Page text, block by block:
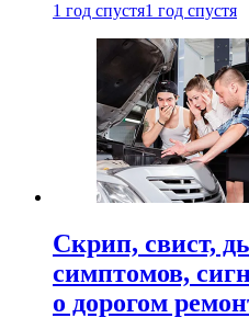
1 год спустя1 год спустя
Скрип, свист,
симптомов,
о дорогом